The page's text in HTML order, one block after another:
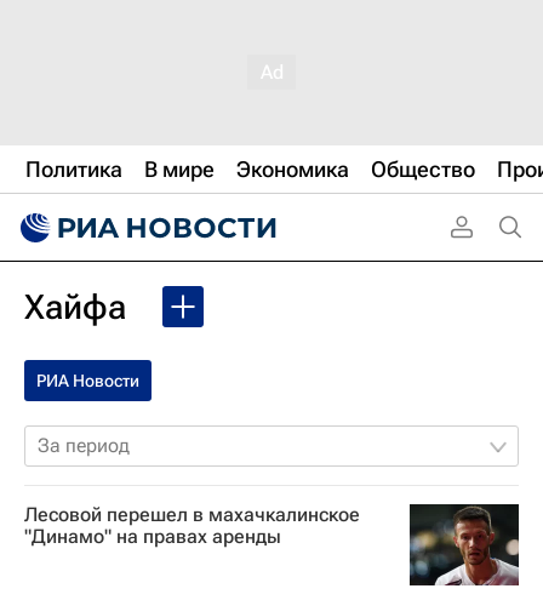
Политика В мире Экономика Общество
Хайфа
РИА Новости
За период
Лесовой перешел в махачкалинское
"Динамо" на правах аренды